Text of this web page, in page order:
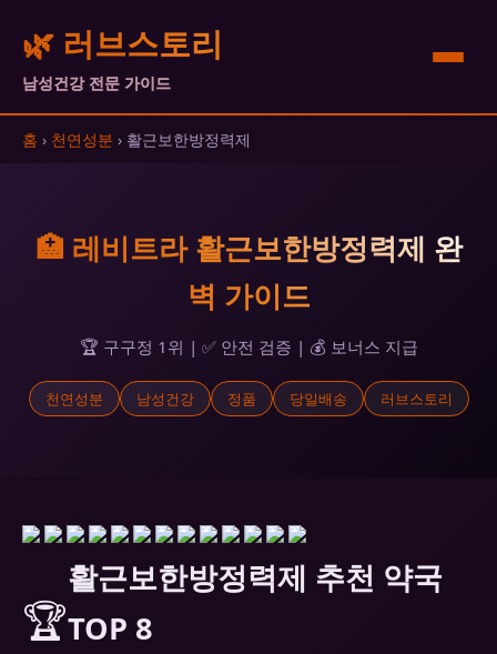
🌿 러브스토리
남성건강 전문 가이드
홈 › 천연성분 › 활근보한방정력제
🏥 레비트라 활근보한방정력제 완
벽 가이드
🏆 구구정 1위 | ✅ 안전 검증 | 💰 보너스 지급
천연성분 남성건강 정품 당일배송 러브스토리
🏆
활근보한방정력제 추천 약국
TOP 8